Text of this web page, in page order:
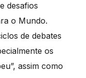
desafios
o Mundo.
de debates
os
assim como